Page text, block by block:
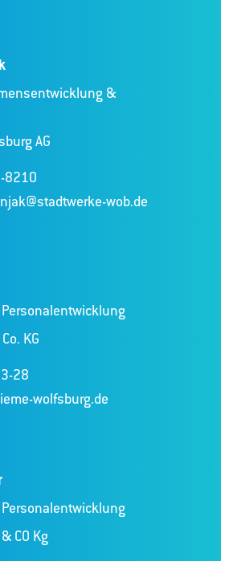
&
AG
8210
wob.de
KG
28
wolfsburg.de
CO Kg